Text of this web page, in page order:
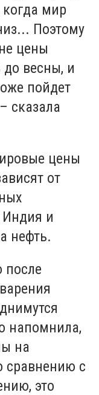
когда мир
Поэтому
цены
до весны, и
пойдет
сказала
цены
от
Индия и
нефть.
после
напомнила,
на
сравнению с
это